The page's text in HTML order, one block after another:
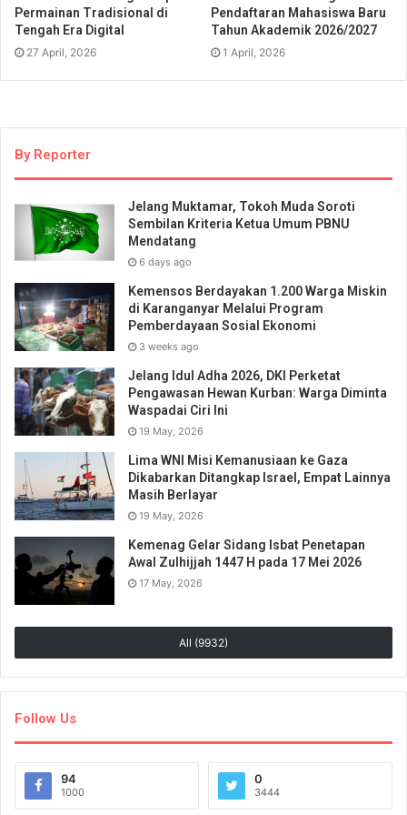
Permainan Tradisional di
Tengah Era Digital
27 April, 2026
Pendaftaran Mahasiswa Baru
Tahun Akademik 2026/2027
1 April, 2026
By Reporter
Jelang Muktamar, Tokoh Muda Soroti
Sembilan Kriteria Ketua Umum PBNU
Mendatang
6 days ago
Kemensos Berdayakan 1.200 Warga Miskin
di Karanganyar Melalui Program
Pemberdayaan Sosial Ekonomi
3 weeks ago
Jelang Idul Adha 2026, DKI Perketat
Pengawasan Hewan Kurban: Warga Diminta
Waspadai Ciri Ini
19 May, 2026
Lima WNI Misi Kemanusiaan ke Gaza
Dikabarkan Ditangkap Israel, Empat Lainnya
Masih Berlayar
19 May, 2026
Kemenag Gelar Sidang Isbat Penetapan
Awal Zulhijjah 1447 H pada 17 Mei 2026
17 May, 2026
All (9932)
Follow Us
94
1000
0
3444